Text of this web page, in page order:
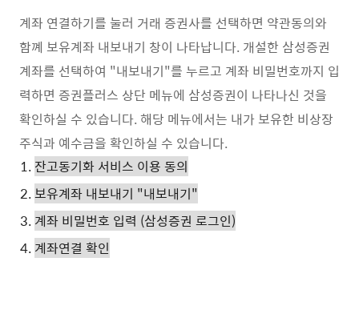
계좌 연결하기를 눌러 거래 증권사를 선택하면 약관동의와
함꼐 보유계좌 내보내기 창이 나타납니다. 개설한 삼성증권
계좌를 선택하여 "내보내기"를 누르고 계좌 비밀번호까지 입
력하면 증권플러스 상단 메뉴에 삼성증권이 나타나신 것을
확인하실 수 있습니다. 해당 메뉴에서는 내가 보유한 비상장
주식과 예수금을 확인하실 수 있습니다.
잔고동기화 서비스 이용 동의
보유계좌 내보내기 "내보내기"
계좌 비밀번호 입력 (삼성증권 로그인)
계좌연결 확인